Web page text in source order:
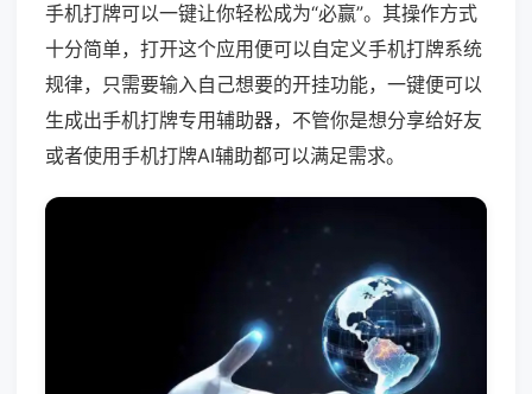
手机打牌可以一键让你轻松成为“必赢”。其操作方式
十分简单，打开这个应用便可以自定义手机打牌系统
规律，只需要输入自己想要的开挂功能，一键便可以
生成出手机打牌专用辅助器，不管你是想分享给好友
或者使用手机打牌AI辅助都可以满足需求。